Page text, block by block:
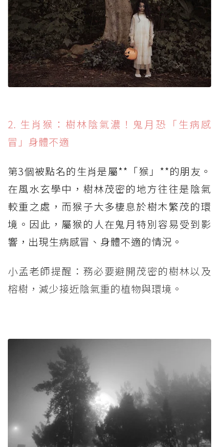
2. 生肖猴：樹林陰氣濃！鬼月恐「生病感
冒」身體不適
第3個被點名的生肖是屬**「猴」**的朋友。
在風水玄學中，樹林茂密的地方往往是陰氣
較重之處，而猴子大多棲息於樹木繁茂的環
境。因此，屬猴的人在鬼月特別容易受到影
響，出現生病感冒、身體不適的情況。
小孟老師提醒：務必要避開茂密的樹林以及
榕樹，減少接近陰氣重的植物與環境。